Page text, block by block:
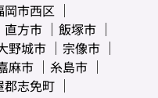
岡市西区
直方市
飯塚市
野城市
宗像市
麻市
糸島市
郡志免町